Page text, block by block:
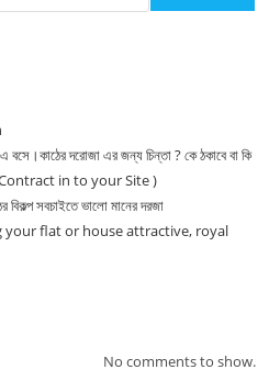
বসে।কাঠের দরোজা এর জন্য চিন্তা ? কে ঠকাবে বা কি
Contract in to your Site )
সবচাইতে ভালো মানের দরজা
your flat or house attractive, royal
No comments to show.